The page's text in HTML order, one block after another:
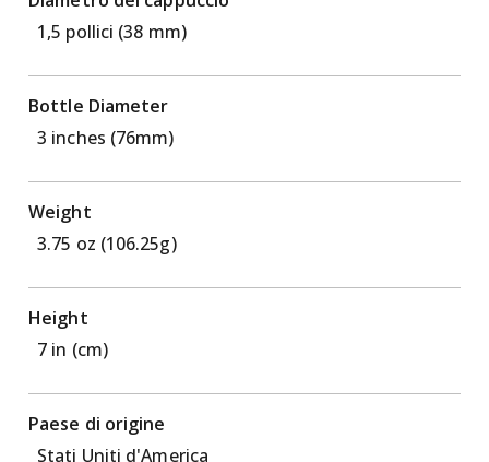
1,5 pollici (38 mm)
Bottle Diameter
3 inches (76mm)
Weight
3.75 oz (106.25g)
Height
7 in (cm)
Paese di origine
Stati Uniti d'America